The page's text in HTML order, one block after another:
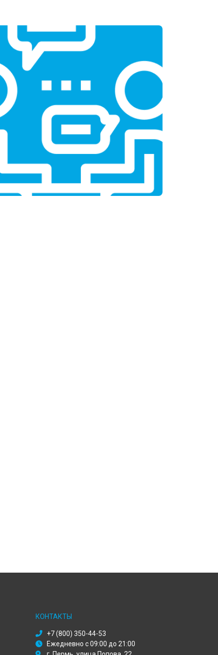
КОНТАКТЫ
+7 (800) 350-44-53
Ежедневно с 09:00 до 21:00